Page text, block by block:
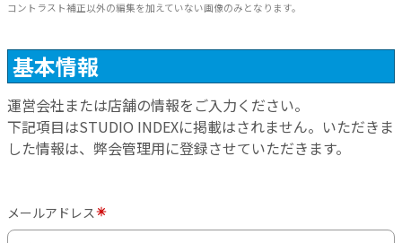
コントラスト補正以外の編集を加えていない画像のみとなります。
基本情報
運営会社または店舗の情報をご入力ください。
下記項目はSTUDIO INDEXに掲載はされません。いただきま
した情報は、弊会管理用に登録させていただきます。
メールアドレス